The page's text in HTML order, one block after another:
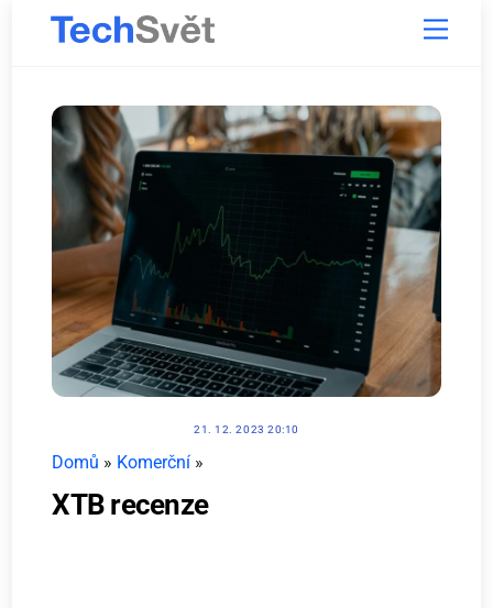
Menu
21. 12. 2023 20:10
Domů » Komerční »
XTB recenze